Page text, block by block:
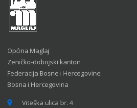
Općina Maglaj
Zeničko-dobojski kanton
Federacija Bosne i Hercegovine
Bosna i Hercegovina
Viteška ulica br. 4